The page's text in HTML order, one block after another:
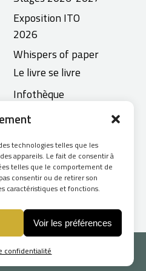
technologies telles que les
appareils. Le fait de consentir à
telles que le comportement de
consentir ou de retirer son
caractéristiques et fonctions.
Voir les préférences
confidentialité
Exposition ITO
2026
Whispers of paper
Le livre se livre
Infothèque
Artisans Papetiers
remarquables
Contact
:Skill Design